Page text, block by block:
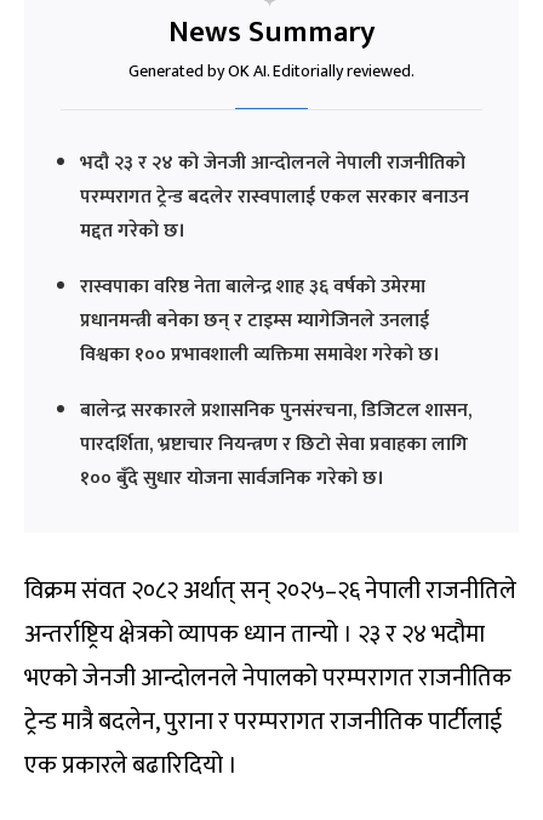
News Summary
Generated by OK AI. Editorially reviewed.
भदौ २३ र २४ को जेनजी आन्दोलनले नेपाली राजनीतिको
परम्परागत ट्रेन्ड बदलेर रास्वपालाई एकल सरकार बनाउन
मद्दत गरेको छ।
रास्वपाका वरिष्ठ नेता बालेन्द्र शाह ३६ वर्षको उमेरमा
प्रधानमन्त्री बनेका छन् र टाइम्स म्यागेजिनले उनलाई
विश्वका १०० प्रभावशाली व्यक्तिमा समावेश गरेको छ।
बालेन्द्र सरकारले प्रशासनिक पुनसंरचना, डिजिटल शासन,
पारदर्शिता, भ्रष्टाचार नियन्त्रण र छिटो सेवा प्रवाहका लागि
१०० बुँदे सुधार योजना सार्वजनिक गरेको छ।
विक्रम संवत २०८२ अर्थात् सन् २०२५–२६ नेपाली राजनीतिले
अन्तर्राष्ट्रिय क्षेत्रको व्यापक ध्यान तान्यो । २३ र २४ भदौमा
भएको जेनजी आन्दोलनले नेपालको परम्परागत राजनीतिक
ट्रेन्ड मात्रै बदलेन, पुराना र परम्परागत राजनीतिक पार्टीलाई
एक प्रकारले बढारिदियो ।